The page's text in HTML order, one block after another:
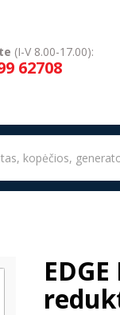
(I-V 8.00-17.00):
62708